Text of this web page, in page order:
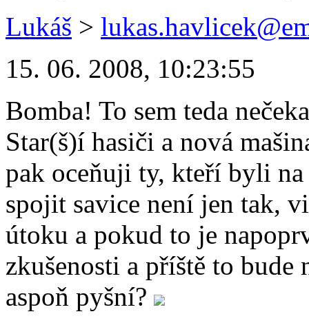
Lukáš >
15. 06. 2008, 10:23:55
Bomba! To sem teda
Star(š)í hasiči a nová
pak oceňuji ty, kteří byli na
spojit savice není jen tak,
útoku a pokud to je
zkušenosti a příště to bude
aspoň pyšní?